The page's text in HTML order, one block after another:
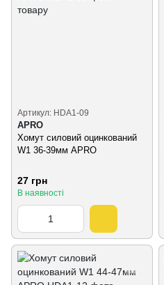
Артикул: HDA1-09
APRO
Хомут силовий оцинкований
W1 36-39мм APRO
27 грн
В наявності